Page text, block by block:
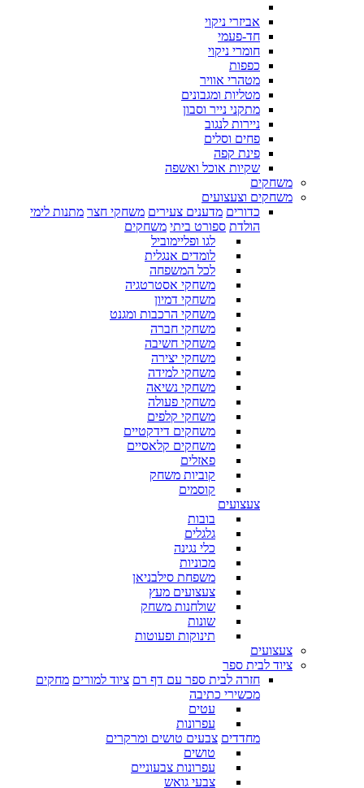
אביזרי ניקוי
חד-פעמי
חומרי ניקוי
כפפות
מטהרי אוויר
מטליות ומגבונים
מתקני נייר וסבון
ניירות לנגוב
פחים וסלים
פינת קפה
שקיות אוכל ואשפה
משחקים
משחקים וצעצועים
כדורים מדענים צעירים משחקי חצר מתנות לימי
הולדת ספורט ביתי משחקים
לגו ופליימוביל
לומדים אנגלית
לכל המשפחה
משחקי אסטרטגיה
משחקי דמיון
משחקי הרכבות ומגנט
משחקי חברה
משחקי חשיבה
משחקי יצירה
משחקי למידה
משחקי נשיאה
משחקי פעולה
משחקי קלפים
משחקים דידקטיים
משחקים קלאסיים
פאזלים
קוביות משחק
קוסמים
צעצועים
בובות
גלגלים
כלי נגינה
מכוניות
משפחת סילבניאן
צעצועים מעץ
שולחנות משחק
שונות
תינוקות ופעוטות
צעצועים
ציוד לבית ספר
חזרה לבית ספר עם דף רם ציוד למורים מחקים
מכשירי כתיבה
עטים
עפרונות
מחדדים צבעים טושים ומרקרים
טושים
עפרונות צבעוניים
צבעי גואש